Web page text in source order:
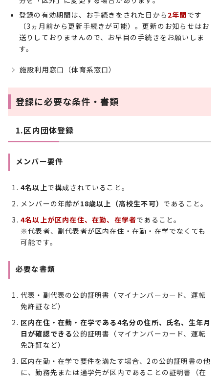
登録の有効期間は、お手続きをされた日から 2年間 です
（3ヵ月前から更新手続きが可能）。更新のお知らせはお
送りしておりませんので、お早目の手続きをお願いしま
す。
施設利用窓口（体育系窓口）
登録に必要な条件・書類
1.区内団体登録
メンバー要件
4名以上で構成されていること。
メンバーの年齢が18歳以上（高校生不可） であること。
4名以上が区内在住、在勤、在学者であること。
※代表者、副代表者が区内在住・在勤・在学でなくても
可能です。
必要な書類
代表・副代表の公的証明書（マイナンバーカード、運転
免許証など）
区内在住・在勤・在学である4名分の住所、氏名、生年月
日が確認できる公的証明書（マイナンバーカード、運転
免許証など）
区内在勤・在学で要件を満たす場合、2の公的証明書の他
に、勤務先または通学先が区内であることの証明書（在